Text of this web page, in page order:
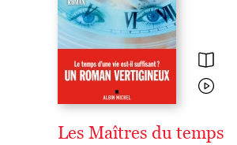
Les Maîtres du temps